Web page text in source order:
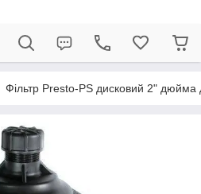
Фільтр Presto-PS дисковий 2"